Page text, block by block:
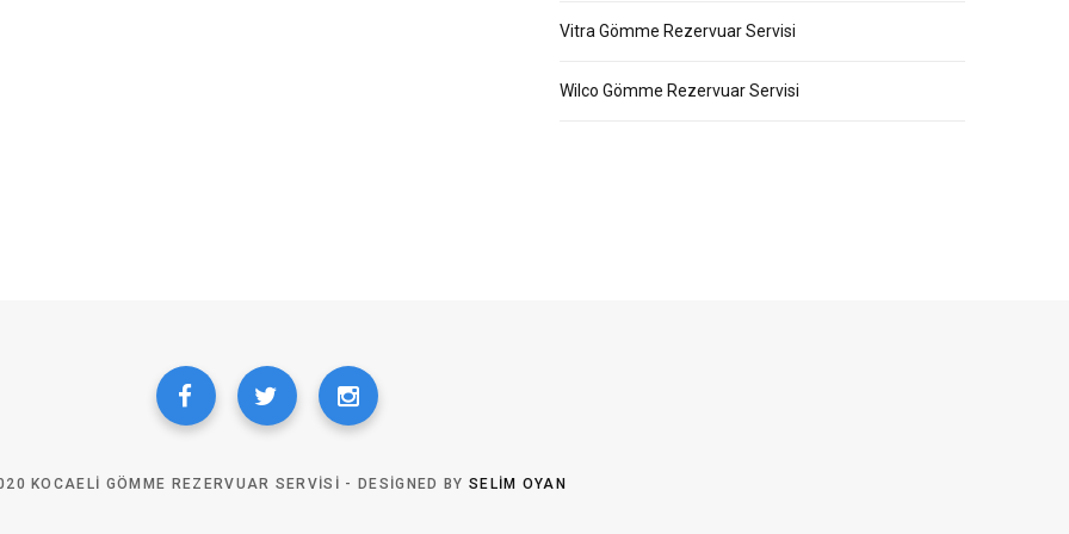
Vitra Gömme Rezervuar Servisi
Wilco Gömme Rezervuar Servisi
KOCAELI GÖMME REZERVUAR SERVISI - DESIGNED BY SELIM OYAN